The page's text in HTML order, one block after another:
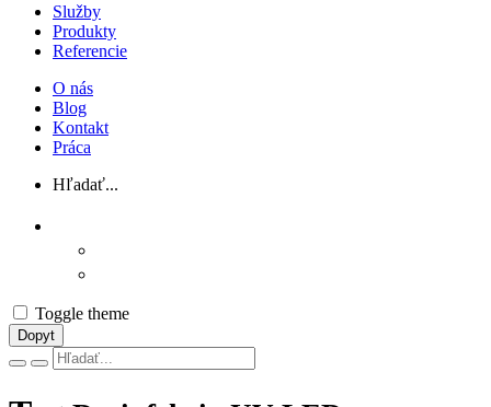
Služby
Produkty
Referencie
O nás
Blog
Kontakt
Práca
Hľadať...
Toggle theme
Dopyt
Vyhľadávanie